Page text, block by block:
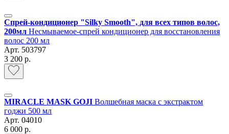
Спрей-кондиционер "Silky Smooth", для всех типов волос,
200мл Несмываемое-спрей кондиционер для восстановления
волос 200 мл
Арт. 503797
3 200 р.
MIRACLE MASK GOJI Волшебная маска с экстрактом
годжи 500 мл
Арт. 04010
6 000 р.